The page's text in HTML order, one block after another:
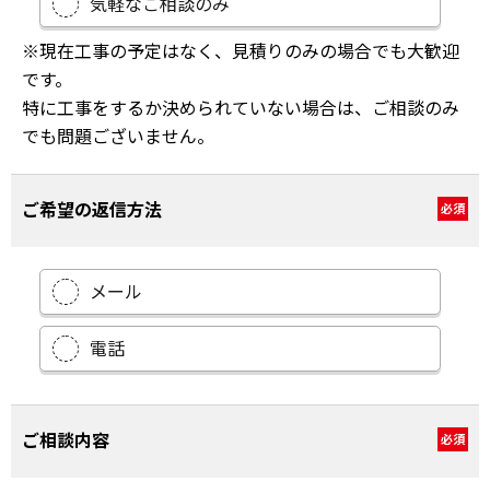
気軽なご相談のみ
※現在工事の予定はなく、見積りのみの場合でも大歓迎
です。
特に工事をするか決められていない場合は、ご相談のみ
でも問題ございません。
ご希望の返信方法 必須
メール
電話
ご相談内容 必須